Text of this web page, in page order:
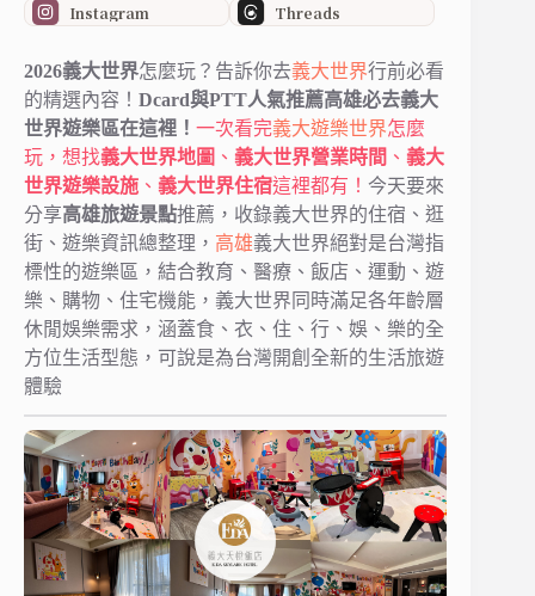
Instagram
Threads
2026義大世界怎麼玩？告訴你去義大世界行前必看
的精選內容！ Dcard與PTT人氣推薦高雄必去義大
世界遊樂區在這裡！ 一次看完義大遊樂世界怎麼
玩，想找義大世界地圖 、 義大世界營業時間 、 義大
世界遊樂設施 、 義大世界住宿這裡都有！ 今天要來
分享高雄旅遊景點推薦，收錄義大世界的住宿、逛
街、遊樂資訊總整理， 高雄義大世界絕對是台灣指
標性的遊樂區，結合教育、醫療、飯店、運動、遊
樂、購物、住宅機能，義大世界同時滿足各年齡層
休閒娛樂需求，涵蓋食、衣、住、行、娛、樂的全
方位生活型態，可說是為台灣開創全新的生活旅遊
體驗